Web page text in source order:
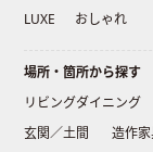
LUXE
おしゃれ
場所・箇所から探す
リビングダイニング
玄関／土間
造作